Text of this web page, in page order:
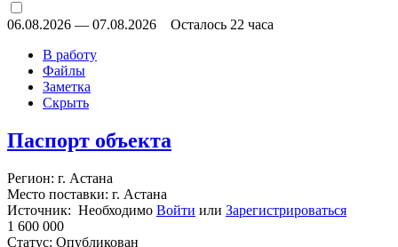
06.08.2026 — 07.08.2026
Осталось 22 часа
В работу
Файлы
Заметка
Скрыть
Паспорт объекта
Регион: г. Астана
Место поставки: г. Астана
Источник: Необходимо Войти или Зарегистрироваться
1 600 000
Статус: Опубликован